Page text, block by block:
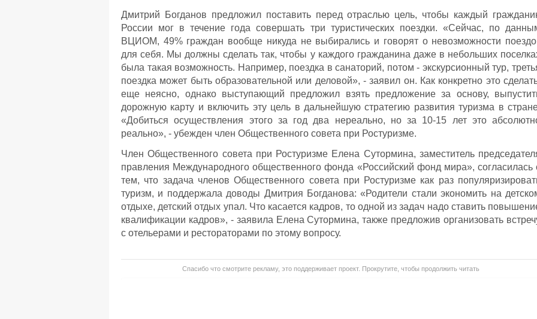
Дмитрий Богданов предложил поставить перед отраслью цель, чтобы каждый
России мог в течение года совершать три туристических поездки. «Сейчас, по
ВЦИОМ, 49% граждан вообще никуда не выбирались и говорят о невозможности
для себя. Мы должны сделать так, чтобы у каждого гражданина даже в небольших
была такая возможность. Например, поездка в санаторий, потом - экскурсионный тур,
поездка может быть образовательной или деловой», - заявил он. Как конкретно это
еще неясно, однако выступающий предложил взять предложение за основу,
дорожную карту и включить эту цель в дальнейшую стратегию развития туризма в
«Добиться осуществления этого за год два нереально, но за 10-15 лет это
реально», - убежден член Общественного совета при Ростуризме.
Член Общественного совета при Ростуризме Елена Сутормина, заместитель
правления Международного общественного фонда «Российский фонд мира», согласилась
тем, что задача членов Общественного совета при Ростуризме как раз
туризм, и поддержала доводы Дмитрия Богданова: «Родители стали экономить на
отдыхе, детский отдых упал. Что касается кадров, то одной из задач надо ставить
квалификации кадров», - заявила Елена Сутормина, также предложив организовать
с отельерами и рестораторами по этому вопросу.
Спасибо что смотрите рекламу, это поддерживает проект. Прокрутите, чтобы продолжить читать